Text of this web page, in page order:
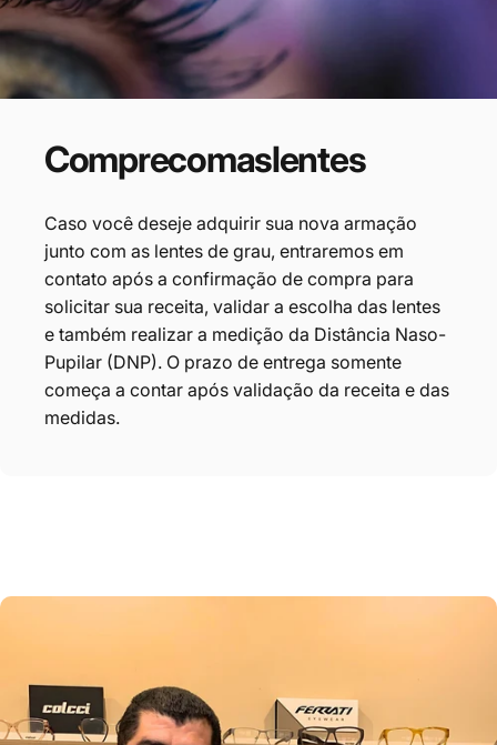
Comprecomaslentes
Caso você deseje adquirir sua nova armação
junto com as lentes de grau, entraremos em
contato após a confirmação de compra para
solicitar sua receita, validar a escolha das lentes
e também realizar a medição da Distância Naso-
Pupilar (DNP). O prazo de entrega somente
começa a contar após validação da receita e das
medidas.